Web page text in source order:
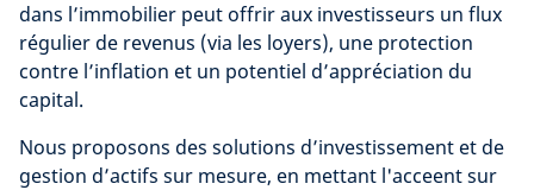
dans l’immobilier peut offrir aux investisseurs un flux
régulier de revenus (via les loyers), une protection
contre l’inflation et un potentiel d’appréciation du
capital.
Nous proposons des solutions d’investissement et de
gestion d’actifs sur mesure, en mettant l'acceent sur